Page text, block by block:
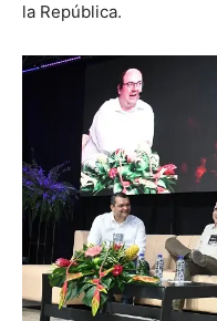
la República.